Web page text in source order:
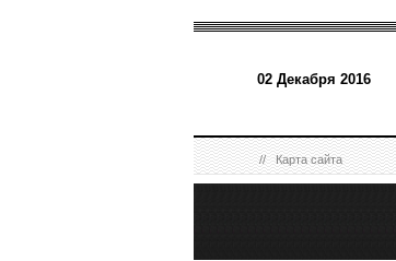
02 Декабря 2016
//Карта сайта